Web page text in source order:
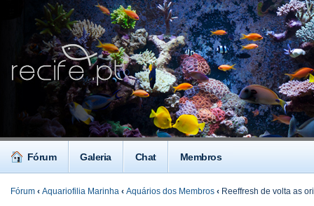
Fórum Galeria Chat Membros
Fórum ‹ Aquariofilia Marinha ‹ Aquários dos Membros ‹ Reeffresh de volta as